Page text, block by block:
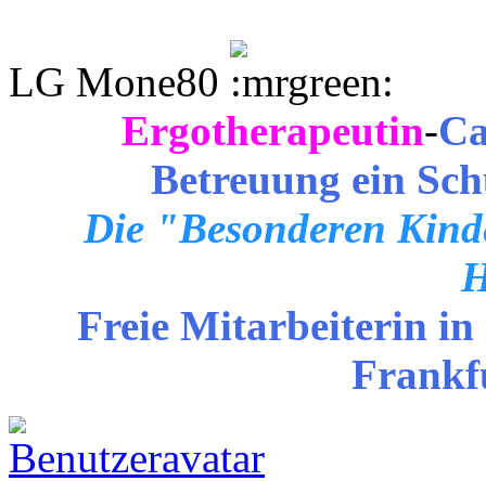
LG Mone80
Ergotherapeutin-
Betreuung ein
Die "Besonderen
Freie Mitarbeiterin in